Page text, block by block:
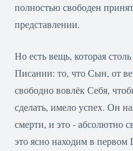
полностью свободен
представлении.
Но есть вещь, которая
Писании: то, что Сын, от
свободно вовлёк Себя,
сделать, имело успех. Он
смерти, и это - абсолютно
это ясно находим в первом